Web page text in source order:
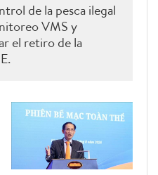
de la pesca ilegal
VMS y
el retiro de la